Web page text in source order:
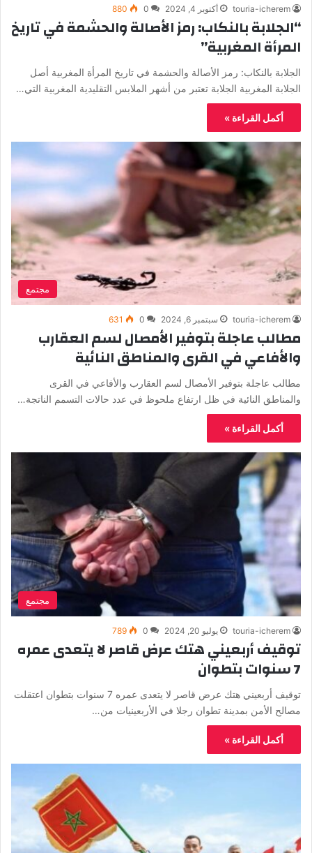
touria-icherem أكتوبر 4, 2024 0
880
“الجلابة بالنكاب: رمز الأصالة والحشمة في تاريخ
المرأة المغربية”
الجلابة بالنكاب: رمز الأصالة والحشمة في تاريخ المرأة المغربية أصل
الجلابة المغربية الجلابة تعتبر من أشهر الملابس التقليدية المغربية التي…
أكمل القراءة »
مجتمع
touria-icherem سبتمبر 6, 2024 0
631
مطالب عاجلة بتوفير الأمصال لسم العقارب
والأفاعي في القرى والمناطق النائية
مطالب عاجلة بتوفير الأمصال لسم العقارب والأفاعي في القرى
والمناطق النائية في ظل ارتفاع ملحوظ في عدد حالات التسمم الناتجة…
أكمل القراءة »
مجتمع
touria-icherem يوليو 20, 2024 0
789
توقيف أربعيني هتك عرض قاصر لا يتعدى عمره
7 سنوات بتطوان
توقيف أربعيني هتك عرض قاصر لا يتعدى عمره 7 سنوات بتطوان اعتقلت
مصالح الأمن بمدينة تطوان رجلا في الأربعينيات من…
أكمل القراءة »